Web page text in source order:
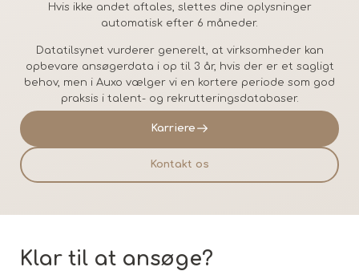
Hvis ikke andet aftales, slettes dine oplysninger
automatisk efter 6 måneder.
Datatilsynet vurderer generelt, at virksomheder kan
opbevare ansøgerdata i op til 3 år, hvis der er et sagligt
behov, men i Auxo vælger vi en kortere periode som god
praksis i talent- og rekrutteringsdatabaser.
Karriere
Kontakt os
Klar til at ansøge?